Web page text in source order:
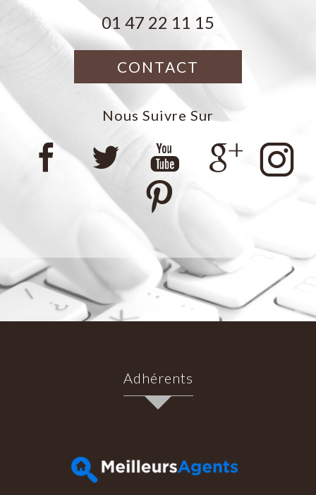
01 47 22 11 15
CONTACT
Nous Suivre Sur
Adhérents